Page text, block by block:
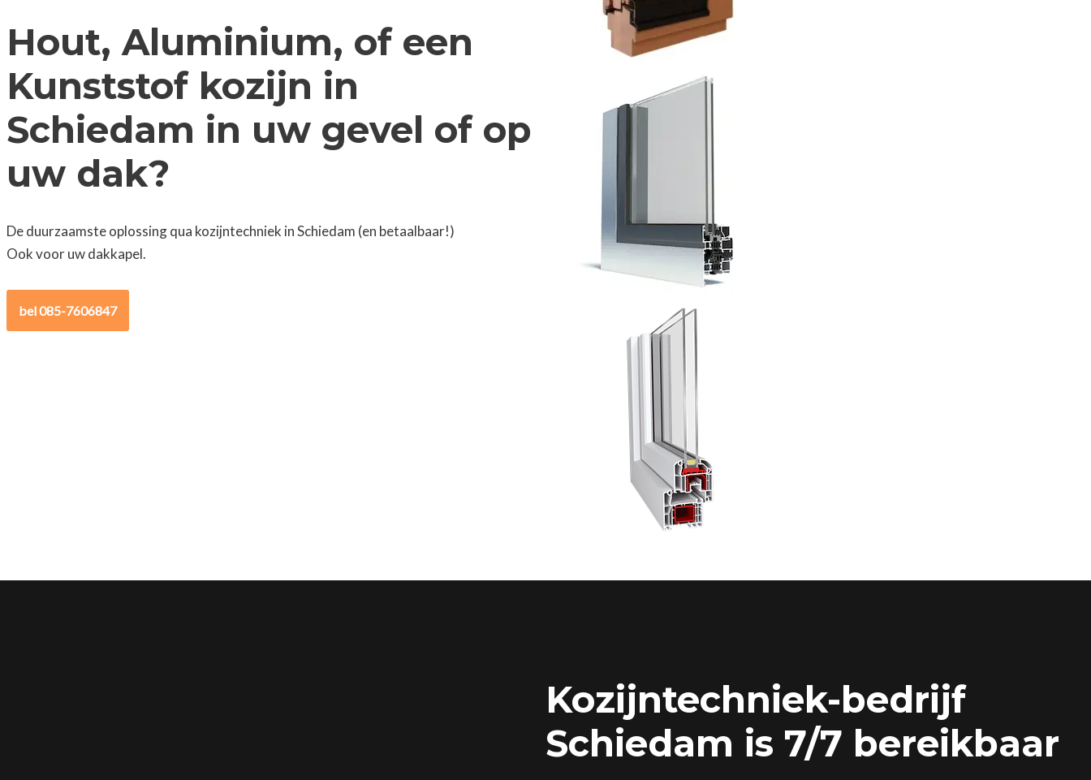
Hout, Aluminium, of een
Kunststof kozijn in
Schiedam in uw gevel of op
uw dak?
De duurzaamste oplossing qua kozijntechniek in Schiedam (en betaalbaar!)
Ook voor uw dakkapel.
bel 085-7606847
Kozijntechniek-bedrijf
Schiedam is 7/7 bereikbaar